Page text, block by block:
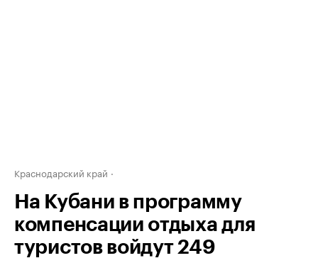
Краснодарский край
На Кубани в программу
компенсации отдыха для
туристов войдут 249